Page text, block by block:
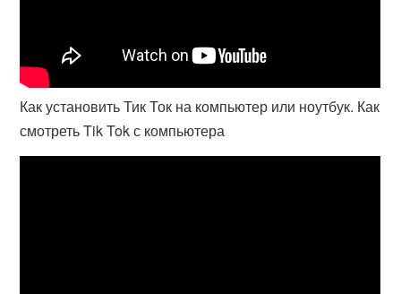
Как установить Тик Ток на компьютер или ноутбук. Как
смотреть Tik Tok с компьютера